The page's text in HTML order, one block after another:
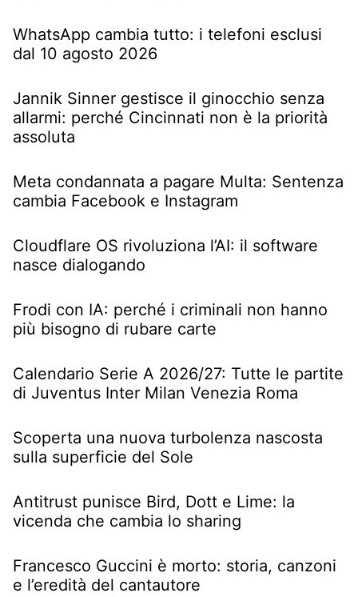
WhatsApp cambia tutto: i telefoni esclusi
dal 10 agosto 2026
Jannik Sinner gestisce il ginocchio senza
allarmi: perché Cincinnati non è la priorità
assoluta
Meta condannata a pagare Multa: Sentenza
cambia Facebook e Instagram
Cloudflare OS rivoluziona l’AI: il software
nasce dialogando
Frodi con IA: perché i criminali non hanno
più bisogno di rubare carte
Calendario Serie A 2026/27: Tutte le partite
di Juventus Inter Milan Venezia Roma
Scoperta una nuova turbolenza nascosta
sulla superficie del Sole
Antitrust punisce Bird, Dott e Lime: la
vicenda che cambia lo sharing
Francesco Guccini è morto: storia, canzoni
e l’eredità del cantautore